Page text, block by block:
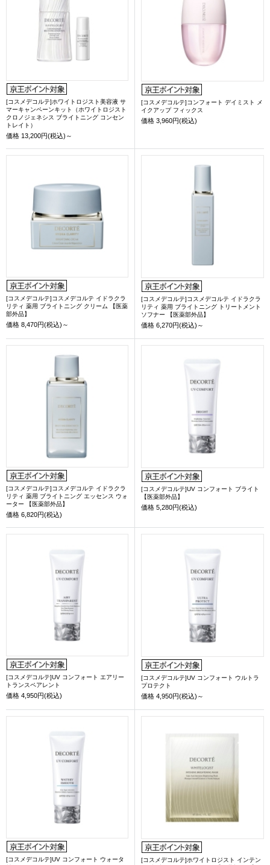
[コスメデコルテ]ホワイトロジスト美容液 サ
マーキャンペーンキット（ホワイトロジスト
クロノジェネシス ブライトニング コンセン
トレイト）
価格 13,200円(税込)～
[コスメデコルテ]コンフォート デイミスト メ
イクアップ フィックス
価格 3,960円(税込)
[コスメデコルテ]コスメデコルテ イドラクラ
リティ 薬用 ブライトニング クリーム 【医薬
部外品】
価格 8,470円(税込)～
[コスメデコルテ]コスメデコルテ イドラクラ
リティ 薬用 ブライトニング トリートメント
ソフナー 【医薬部外品】
価格 6,270円(税込)～
[コスメデコルテ]コスメデコルテ イドラクラ
リティ 薬用 ブライトニング エッセンス ウォ
ーター 【医薬部外品】
価格 6,820円(税込)
[コスメデコルテ]UV コンフォート ブライト
【医薬部外品】
価格 5,280円(税込)
[コスメデコルテ]UV コンフォート エアリー
トランスペアレント
価格 4,950円(税込)
[コスメデコルテ]UV コンフォート ウルトラ
プロテクト
価格 4,950円(税込)～
[コスメデコルテ]UV コンフォート ウォータ
[コスメデコルテ]ホワイトロジスト インテン